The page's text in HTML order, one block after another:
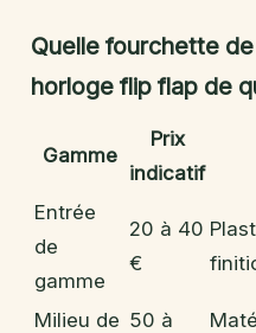
Quelle fourchette
horloge flip flap de
Gamme
Prix
indicatif
Entrée
de
gamme
20 à 40
€
Milieu de 50 à